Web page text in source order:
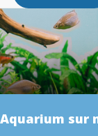
Aquarium sur